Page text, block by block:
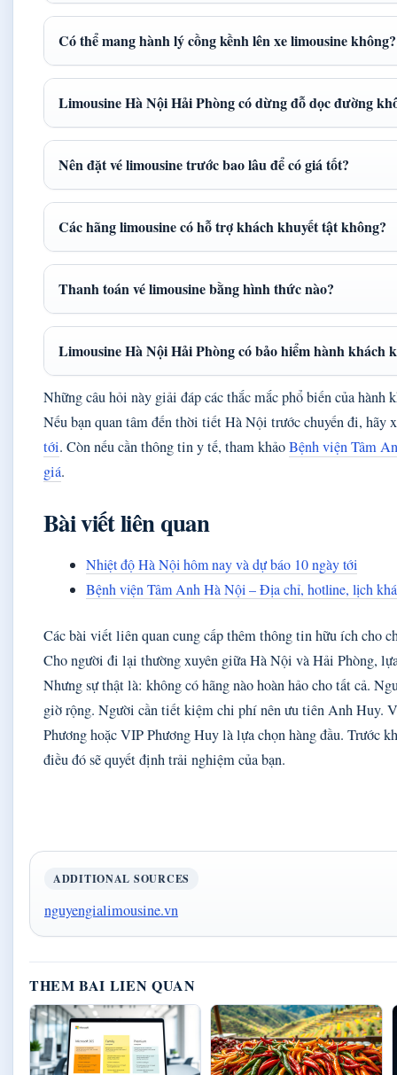
Có thể mang hành lý cồng kềnh lên xe limousine không?
Limousine Hà Nội Hải Phòng có dừng đỗ dọc đường
Nên đặt vé limousine trước bao lâu để có giá tốt?
Các hãng limousine có hỗ trợ khách khuyết tật không?
Thanh toán vé limousine bằng hình thức nào?
Limousine Hà Nội Hải Phòng có bảo hiểm hành khách
Những câu hỏi này giải đáp các thắc mắc phổ biến của hành
Nếu bạn quan tâm đến thời tiết Hà Nội trước chuyến đi, hãy
tới. Còn nếu cần thông tin y tế, tham khảoBệnh viện Tâm
giá.
Bài viết liên quan
Nhiệt độ Hà Nội hôm nay và dự báo 10 ngày tới
Bệnh viện Tâm Anh Hà Nội – Địa chỉ, hotline, lịch
Các bài viết liên quan cung cấp thêm thông tin hữu ích cho
Cho người đi lại thường xuyên giữa Hà Nội và Hải Phòng,
Nhưng sự thật là: không có hãng nào hoàn hảo cho tất cả.
giờ rộng. Người cần tiết kiệm chi phí nên ưu tiên Anh Huy.
Phương hoặc VIP Phương Huy là lựa chọn hàng đầu. Trước
điều đó sẽ quyết định trải nghiệm của bạn.
ADDITIONAL SOURCES
nguyengialimousine.vn
THEM BAI LIEN QUAN